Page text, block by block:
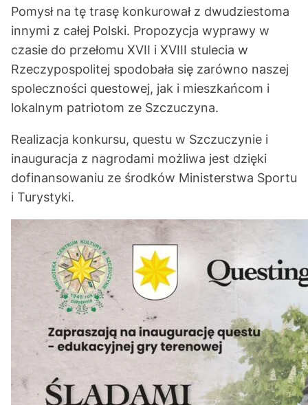
Pomysł na tę trasę konkurował z dwudziestoma
innymi z całej Polski. Propozycja wyprawy w
czasie do przełomu XVII i XVIII stulecia w
Rzeczypospolitej spodobała się zarówno naszej
spoleczności questowej, jak i mieszkańcom i
lokalnym patriotom ze Szczuczyna.
Realizacja konkursu, questu w Szczuczynie i
inauguracja z nagrodami możliwa jest dzięki
dofinansowaniu ze środków Ministerstwa Sportu
i Turystyki.